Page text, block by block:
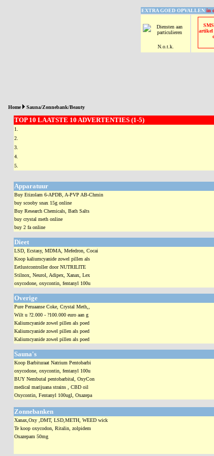
EXTRA GOED OPVALLEN in
N.o.t.k.
artikel
Home Sauna/Zonnebank/Beauty
TOP 10 LAATSTE 10 ADVERTENTIES (1-5)
1.
2.
3.
4.
5.
Apparatuur
Buy Etizolam 6-APDB, A-PVP AB-Chmin
buy scooby snax 15g online
Buy Research Chemicals, Bath Salts
buy crystal meth online
buy 2 fa online
Dieet
LSD, Ecstasy, MDMA, Mefedron, Cocai
Koop kaliumcyanide zowel pillen als
Eetlustcontroller door NUTRILITE
Stilnox, Neurol, Adipex, Xanax, Lex
oxycodone, oxycontin, fentanyl 100u
Overige
Pure Peruaanse Coke, Crystal Meth,,
Wilt u ?2.000 - ?100.000 euro aan g
Kaliumcyanide zowel pillen als poed
Kaliumcyanide zowel pillen als poed
Kaliumcyanide zowel pillen als poed
Sauna's
Koop Barbituraat Natrium Pentobarbi
oxycodone, oxycontin, fentanyl 100u
BUY Nembutal pentobarbital, OxyCon
medical marijuana strains , CBD oil
Oxycontin, Fentanyl 100ugl, Oxazepa
Zonnebanken
Xanax,Oxy ,DMT, LSD,METH, WEED wick
Te koop oxycodon, Ritalin, zolpidem
Oxazepam 50mg